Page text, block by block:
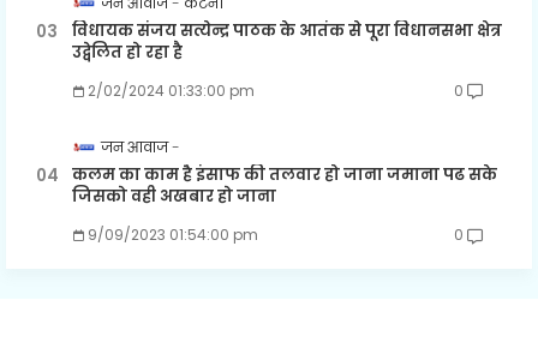
विधायक संजय सत्येन्द्र पाठक के आतंक से पूरा विधानसभा क्षेत्र
उद्वेलित हो रहा है
2/02/2024 01:33:00 pm 0
जन आवाज
कलम का काम है इंसाफ की तलवार हो जाना जमाना पढ सके
जिसको वही अखबार हो जाना
9/09/2023 01:54:00 pm 0